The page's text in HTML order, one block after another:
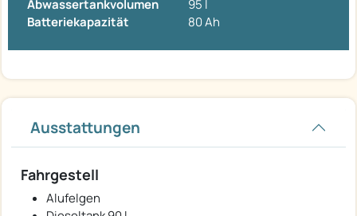
Abwassertankvolumen
95 l
Batteriekapazität
80 Ah
Ausstattungen
Fahrgestell
Alufelgen